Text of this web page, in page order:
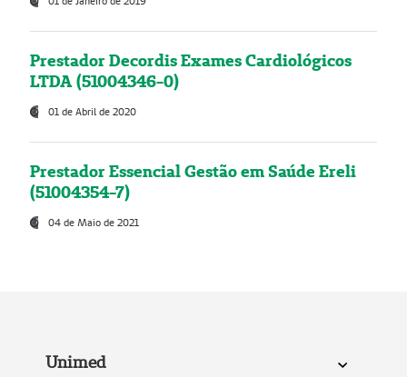
Prestador Decordis Exames Cardiológicos
LTDA (51004346-0)
01 de Abril de 2020
Prestador Essencial Gestão em Saúde Ereli
(51004354-7)
04 de Maio de 2021
Unimed